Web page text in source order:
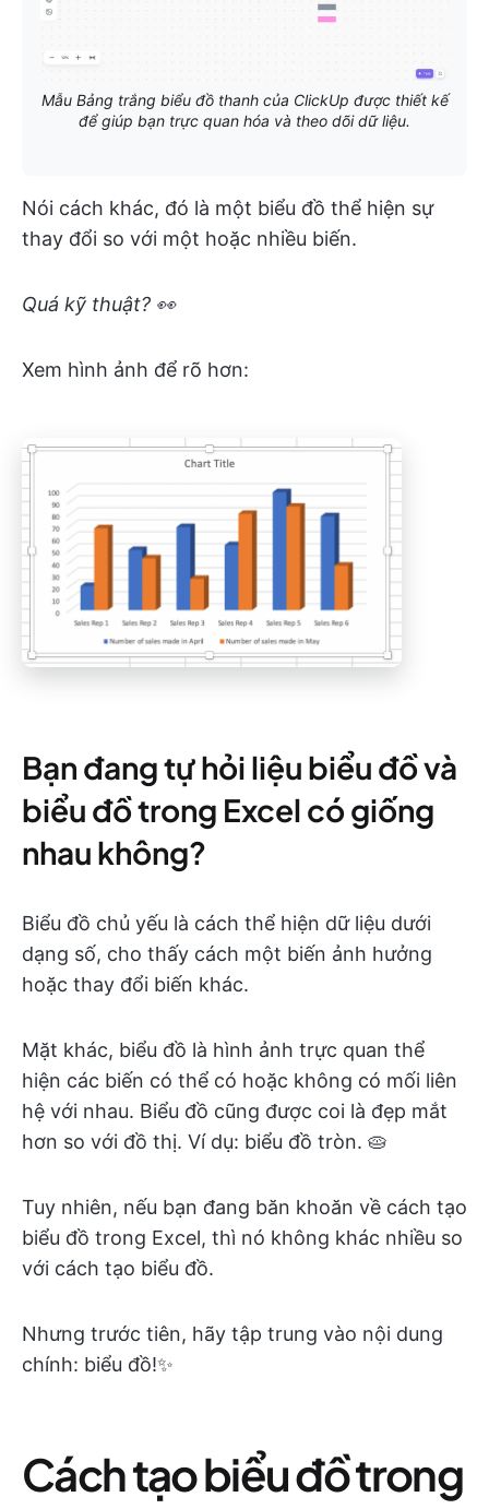
Mẫu Bảng trắng biểu đồ thanh của ClickUp được thiết kế
để giúp bạn trực quan hóa và theo dõi dữ liệu.
Nói cách khác, đó là một biểu đồ thể hiện sự
thay đổi so với một hoặc nhiều biến.
Quá kỹ thuật? 👀
Xem hình ảnh để rõ hơn:
Bạn đang tự hỏi liệu biểu đồ và
biểu đồ trong Excel có giống
nhau không?
Biểu đồ chủ yếu là cách thể hiện dữ liệu dưới
dạng số, cho thấy cách một biến ảnh hưởng
hoặc thay đổi biến khác.
Mặt khác, biểu đồ là hình ảnh trực quan thể
hiện các biến có thể có hoặc không có mối liên
hệ với nhau. Biểu đồ cũng được coi là đẹp mắt
hơn so với đồ thị. Ví dụ: biểu đồ tròn. 🥧
Tuy nhiên, nếu bạn đang băn khoăn về cách tạo
biểu đồ trong Excel, thì nó không khác nhiều so
với cách tạo biểu đồ.
Nhưng trước tiên, hãy tập trung vào nội dung
chính: biểu đồ!✨
Cách tạo biểu đồ trong